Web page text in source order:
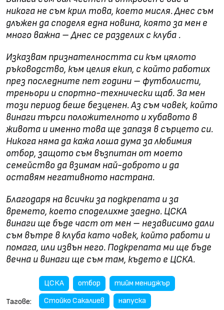
никога не съм крил това, което мисля. Днес съм
длъжен да споделя една новина, която за мен е
много важна – Днес се разделих с клуба .
Изказвам признателността си към цялото
ръководство, към целия екип, с който работих
през последните пет години – футболисти,
треньори и спортно-технически щаб. За мен
този период беше безценен. Аз съм човек, който
винаги търси положителното и хубавото в
живота и именно това ще запазя в сърцето си.
Никога няма да кажа лоша дума за любимия
отбор, защото съм възпитан от моето
семейство да взимам най-доброто и да
оставям негативното настрана.
Благодаря на всички за подкрепата и за
времето, което споделихме заедно. ЦСКА
винаги ще бъде част от мен – независимо дали
съм вътре в клуба като човек, който работи и
помага, или извън него. Подкрепата ми ще бъде
вечна и винаги ще съм там, където е ЦСКА.
Тагове:
ЦСКА отбор
тийм мениджър
Стойко Сакалиев
напуска